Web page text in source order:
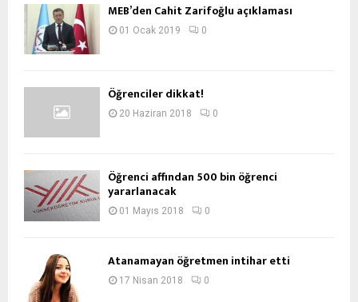
MEB’den Cahit Zarifoğlu açıklaması
01 Ocak 2019 0
Öğrenciler dikkat!
20 Haziran 2018 0
Öğrenci affından 500 bin öğrenci
yararlanacak
01 Mayıs 2018 0
Atanamayan öğretmen intihar etti
17 Nisan 2018 0